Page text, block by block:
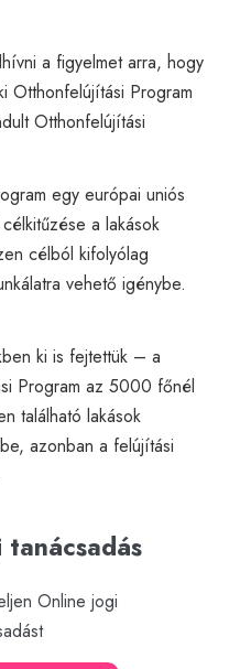
a figyelmet arra, hogy
Otthonfelújítási Program
Otthonfelújítási
egy európai uniós
a lakások
célból kifolyólag
vehető igénybe.
ki is fejtettük – a
Program az 5000 főnél
található lakások
azonban a felújítási
tanácsadás
Online jogi